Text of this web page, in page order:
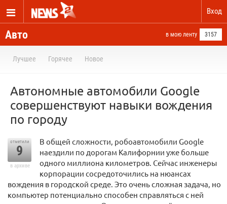
Вход
Авто в мою ленту 3157
Лучшее Горячее Новое
Автономные автомобили Google
совершенствуют навыки вождения
по городу
отметили
9
в архиве
В общей сложности, робоавтомобили Google
наездили по дорогам Калифорнии уже больше
одного миллиона километров. Сейчас инженеры
корпорации сосредоточились на нюансах
вождения в городской среде. Это очень сложная задача, но
компьютер потенциально способен справляться с ней